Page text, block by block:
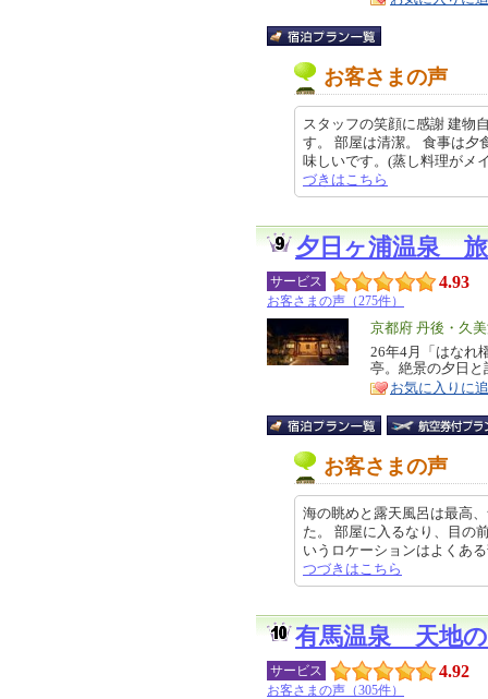
お客さまの声
スタッフの笑顔に感謝 建物
す。 部屋は清潔。 食事は夕
味しいです。(蒸し料理が
づきはこちら
夕日ヶ浦温泉
サービス 4.93
お客さまの声（275件）
エ
リ
ア
京都府 丹後・久
特
徴
26年4月「はなれ
亭。絶景の夕日
お気に入りに
お客さまの声
海の眺めと露天風呂は最高
た。 部屋に入るなり、目の
いうロケーションはよくあ
つづきはこちら
有馬温泉 天地
サービス 4.92
お客さまの声（305件）